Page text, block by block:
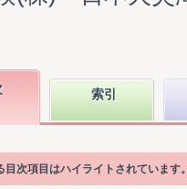
索引
次項目はハイライトされています